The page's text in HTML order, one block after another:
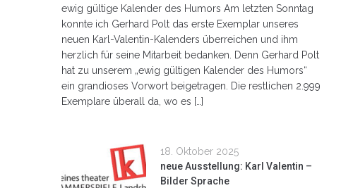
ewig gültige Kalender des Humors Am letzten Sonntag
konnte ich Gerhard Polt das erste Exemplar unseres
neuen Karl-Valentin-Kalenders überreichen und ihm
herzlich für seine Mitarbeit bedanken. Denn Gerhard Polt
hat zu unserem „ewig gültigen Kalender des Humors“
ein grandioses Vorwort beigetragen. Die restlichen 2.999
Exemplare überall da, wo es […]
18. Oktober 2025
neue Ausstellung: Karl Valentin –
Bilder Sprache